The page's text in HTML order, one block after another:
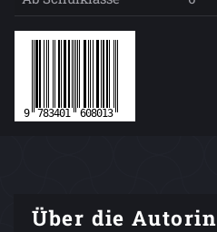
Über die Autorin